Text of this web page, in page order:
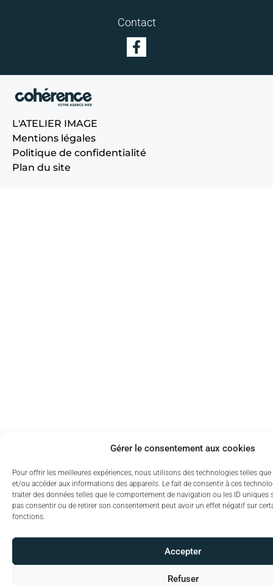
Gérer le consentement aux cookies
Pour offrir les meilleures expériences, nous utilisons des technologies telles
et/ou accéder aux informations des appareils. Le fait de consentir à ces
traiter des données telles que le comportement de navigation ou les ID uniques
pas consentir ou de retirer son consentement peut avoir un effet négatif sur
fonctions.
Accepter
Refuser
Contact
L'ATELIER IMAGE
Mentions légales
Politique de confidentialité
Plan du site